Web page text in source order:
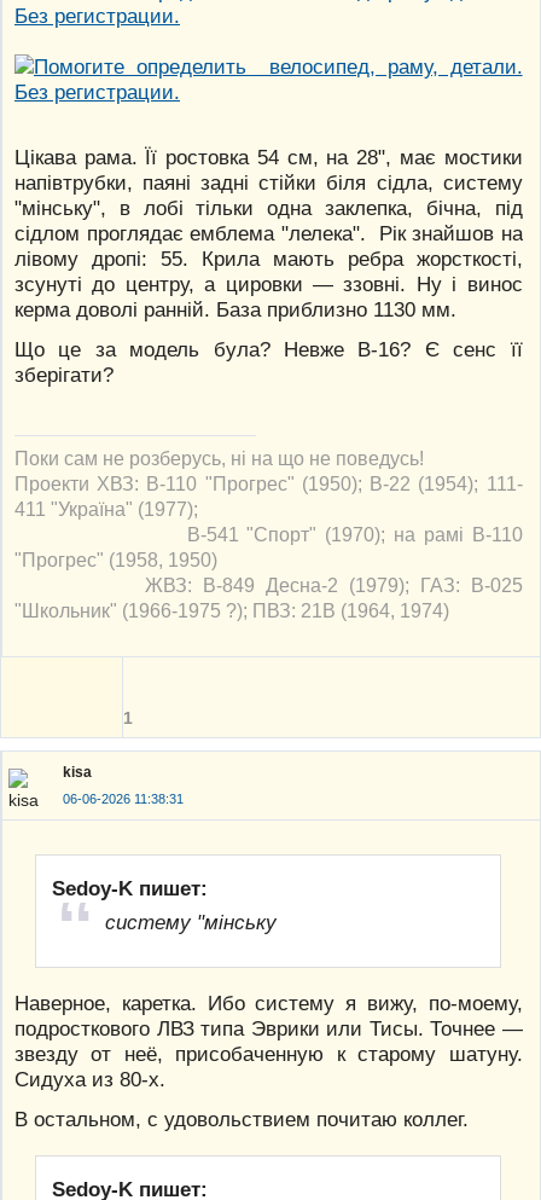
Цікава рама. Її ростовка 54 см, на 28", має мостики
напівтрубки, паяні задні стійки біля сідла, систему
"мінську", в лобі тільки одна заклепка, бічна, під
сідлом проглядає емблема "лелека". Рік знайшов на
лівому дропі: 55. Крила мають ребра жорсткості,
зсунуті до центру, а цировки — ззовні. Ну і винос
керма доволі ранній. База приблизно 1130 мм.
Що це за модель була? Невже В-16? Є сенс її
зберігати?
Поки сам не розберусь, ні на що не поведусь!
Проекти ХВЗ: В-110 "Прогрес" (1950); В-22 (1954); 111-
411 "Україна" (1977);
В-541 "Спорт" (1970); на рамі В-110
"Прогрес" (1958, 1950)
ЖВЗ: В-849 Десна-2 (1979); ГАЗ: В-025
"Школьник" (1966-1975 ?); ПВЗ: 21В (1964, 1974)
1
kisa
06-06-2026 11:38:31
Sedoy-K пишет:
систему "мінську
Наверное, каретка. Ибо систему я вижу, по-моему,
подросткового ЛВЗ типа Эврики или Тисы. Точнее —
звезду от неё, присобаченную к старому шатуну.
Сидуха из 80-х.
В остальном, с удовольствием почитаю коллег.
Sedoy-K пишет: